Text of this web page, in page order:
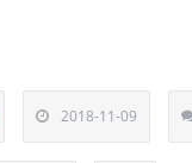
2018-11-09